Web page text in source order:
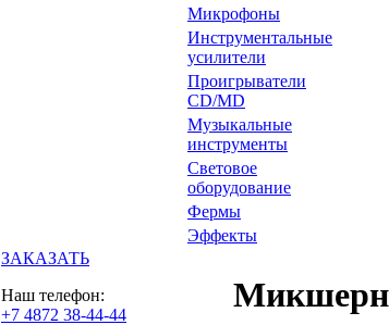
Микрофоны
Инструментальные
усилители
Проигрыватели
CD/MD
Музыкальные
инструменты
Световое
оборудование
Фермы
Эффекты
ЗАКАЗАТЬ
Наш телефон:
+7 4872 38-44-44